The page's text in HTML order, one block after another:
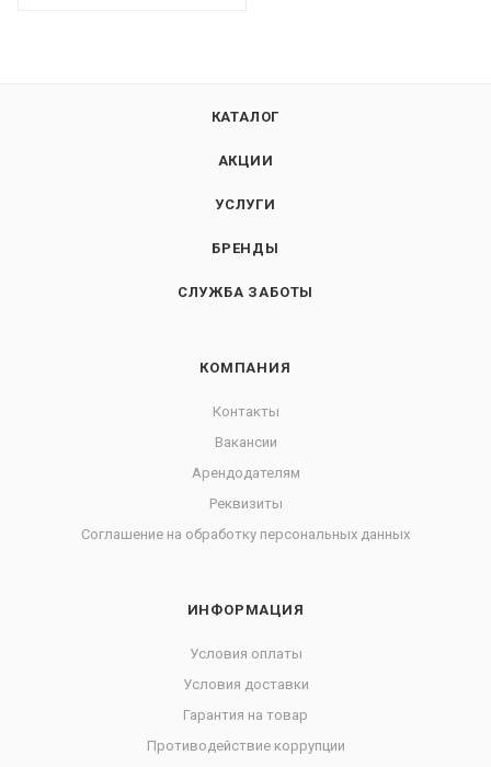
КАТАЛОГ
АКЦИИ
УСЛУГИ
БРЕНДЫ
СЛУЖБА ЗАБОТЫ
КОМПАНИЯ
Контакты
Вакансии
Арендодателям
Реквизиты
Соглашение на обработку персональных данных
ИНФОРМАЦИЯ
Условия оплаты
Условия доставки
Гарантия на товар
Противодействие коррупции